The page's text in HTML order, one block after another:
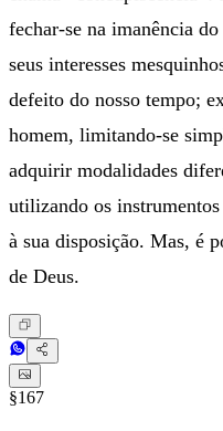
fechar-se na imanência
seus interesses
defeito do nosso tempo;
homem, limitando-se
adquirir modalidades
utilizando os
à sua disposição. Mas, é
de Deus.
§167